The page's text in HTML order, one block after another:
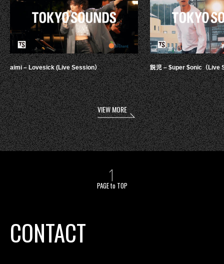
aimi – Lovesick (Live Session） 鋭児 – $uper $onic（Live
VIEW MORE
PAGE to TOP
CONTACT